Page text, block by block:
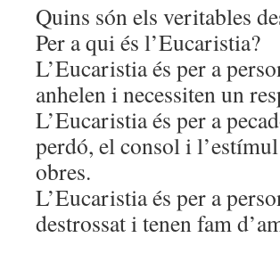
Quins són els veritables
Per a qui és l’Eucaristia?
L’Eucaristia és per a
anhelen i necessiten un
L’Eucaristia és per a
perdó, el consol i
obres.
L’Eucaristia és per a
destrossat i tenen fam